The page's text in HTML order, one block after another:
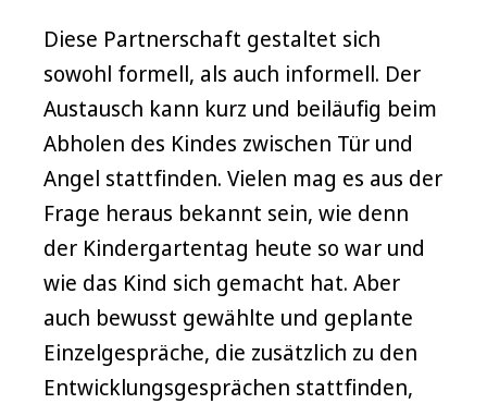
Diese Partnerschaft gestaltet sich
sowohl formell, als auch informell. Der
Austausch kann kurz und beiläufig beim
Abholen des Kindes zwischen Tür und
Angel stattfinden. Vielen mag es aus der
Frage heraus bekannt sein, wie denn
der Kindergartentag heute so war und
wie das Kind sich gemacht hat. Aber
auch bewusst gewählte und geplante
Einzelgespräche, die zusätzlich zu den
Entwicklungsgesprächen stattfinden,